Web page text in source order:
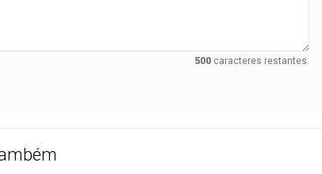
500caracteres restantes.